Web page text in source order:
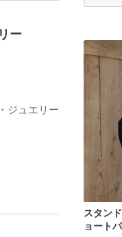
ー
ジュエリー
スタン
ョート